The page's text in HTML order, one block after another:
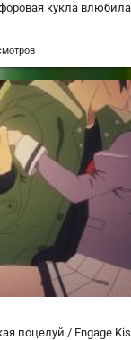
кукла
поцелуй / Engage